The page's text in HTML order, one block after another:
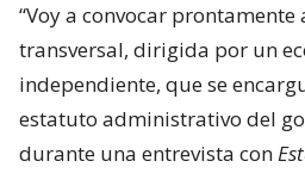
“Voy a convocar
transversal, dirigida por un
independiente, que se
estatuto administrativo del
durante una entrevista con